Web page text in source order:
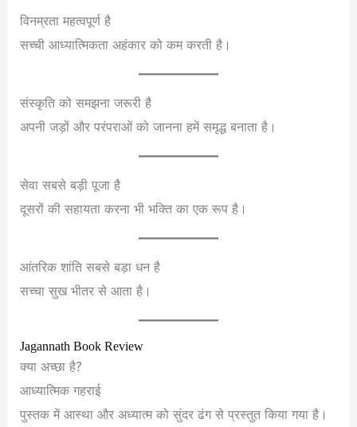
विनम्रता महत्वपूर्ण है
सच्ची आध्यात्मिकता अहंकार को कम करती है।
संस्कृति को समझना जरूरी है
अपनी जड़ों और परंपराओं को जानना हमें समृद्ध बनाता है।
सेवा सबसे बड़ी पूजा है
दूसरों की सहायता करना भी भक्ति का एक रूप है।
आंतरिक शांति सबसे बड़ा धन है
सच्चा सुख भीतर से आता है।
Jagannath Book Review
क्या अच्छा है?
आध्यात्मिक गहराई
पुस्तक में आस्था और अध्यात्म को सुंदर ढंग से प्रस्तुत किया गया है।